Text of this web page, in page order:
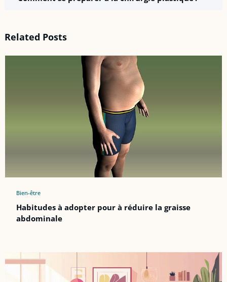
Related Posts
Bien-être
Habitudes à adopter pour à réduire la graisse
abdominale